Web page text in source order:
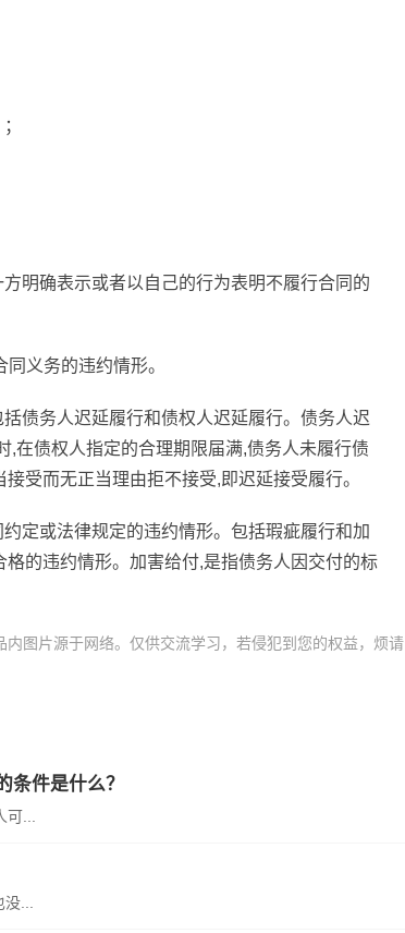
明确表示或者以自己的行为表明不履行合同的
义务的违约情形。
债务人迟延履行和债权人迟延履行。债务人迟
,在债权人指定的合理期限届满,债务人未履行债
受而无正当理由拒不接受,即迟延接受履行。
定或法律规定的违约情形。包括瑕疵履行和加
的违约情形。加害给付,是指债务人因交付的标
图片源于网络。仅供交流学习，若侵犯到您的权益，烦请
条件是什么？
...
...